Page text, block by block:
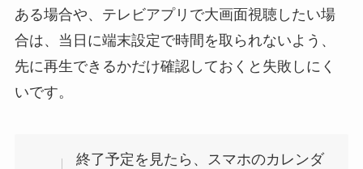
ある場合や、テレビアプリで大画面視聴したい場
合は、当日に端末設定で時間を取られないよう、
先に再生できるかだけ確認しておくと失敗しにく
いです。
終了予定を見たら、スマホのカレンダ